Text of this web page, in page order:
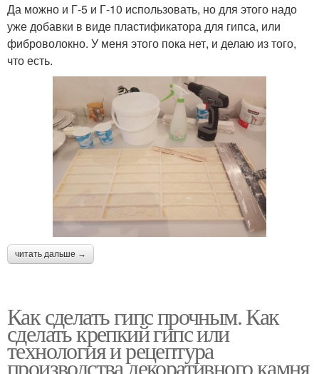
Да можно и Г-5 и Г-10 использовать, но для этого надо
уже добавки в виде пластификатора для гипса, или
фиброволокно. У меня этого пока нет, и делаю из того,
что есть.
читать дальше →
Как сделать гипс прочным. Как
сделать крепкий гипс или
технология и рецептура
производства декоративного камня